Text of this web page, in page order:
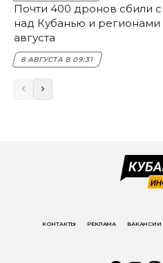
Почти 400 дронов сбили
над Кубанью и регионами
августа
8 АВГУСТА В 09:31
КОНТАКТЫ РЕКЛАМА ВАКАНСИИ